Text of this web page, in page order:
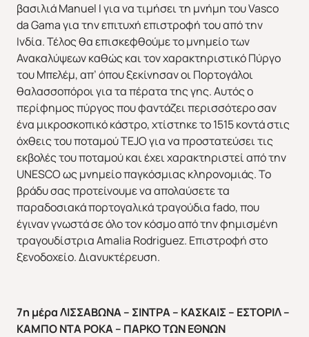
βασιλιά Manuel I για να τιμήσει τη μνήμη του Vasco
da Gama για την επιτυχή επιστροφή του από την
Ινδία. Τέλος θα επισκεφθούμε το μνημείο των
Ανακαλύψεων καθώς και τον χαρακτηριστικό Πύργο
του Μπελέμ, απ’ όπου ξεκίνησαν οι Πορτογάλοι
θαλασσοπόροι για τα πέρατα της γης. Αυτός ο
περίφημος πύργος που φαντάζει περισσότερο σαν
ένα μικροσκοπικό κάστρο, χτίστηκε το 1515 κοντά στις
όχθεις του ποταμού TEJO για να προστατεύσει τις
εκβολές του ποταμού και έχει χαρακτηριστεί από την
UNESCO ως μνημείο παγκόσμιας κληρονομιάς. To
βράδυ σας προτείνουμε να απολαύσετε τα
παραδοσιακά πορτογαλικά τραγούδια fado, που
έγιναν γνωστά σε όλο τον κόσμο από την φημισμένη
τραγουδίστρια Amalia Rodriguez. Επιστροφή στο
ξενοδοχείο. Διανυκτέρευση.
7η μέρα ΛΙΣΣΑΒΩΝΑ – ΣΙΝΤΡΑ – ΚΑΣΚΑΙΣ – ΕΣΤΟΡΙΛ –
ΚΑΜΠΟ ΝΤΑ ΡΟΚΑ – ΠΑΡΚΟ ΤΩΝ ΕΘΝΩΝ